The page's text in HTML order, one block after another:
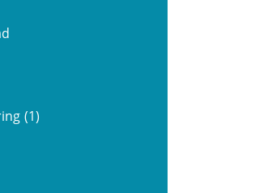
(1)